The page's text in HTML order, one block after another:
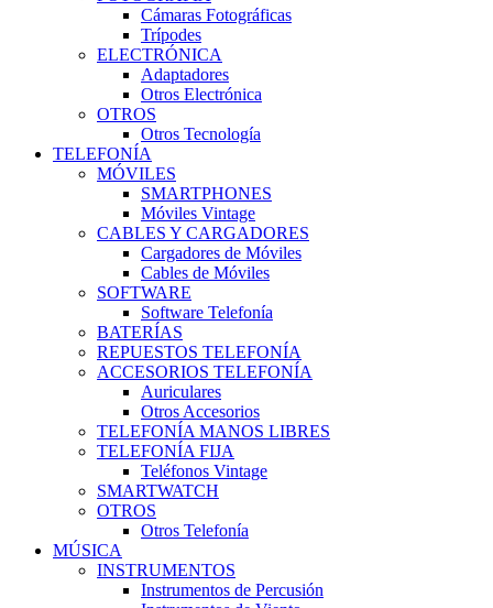
Cámaras Fotográficas
Trípodes
ELECTRÓNICA
Adaptadores
Otros Electrónica
OTROS
Otros Tecnología
TELEFONÍA
MÓVILES
SMARTPHONES
Móviles Vintage
CABLES Y CARGADORES
Cargadores de Móviles
Cables de Móviles
SOFTWARE
Software Telefonía
BATERÍAS
REPUESTOS TELEFONÍA
ACCESORIOS TELEFONÍA
Auriculares
Otros Accesorios
TELEFONÍA MANOS LIBRES
TELEFONÍA FIJA
Teléfonos Vintage
SMARTWATCH
OTROS
Otros Telefonía
MÚSICA
INSTRUMENTOS
Instrumentos de Percusión